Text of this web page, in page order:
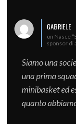
GABRIELE
on Nasce
sponsor di
Siamo una
una prima
minibasket ed
quanto